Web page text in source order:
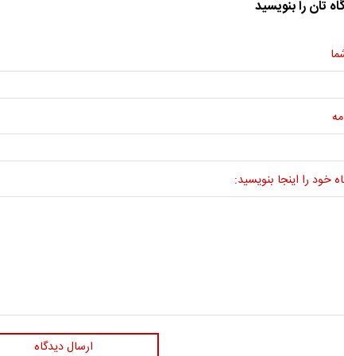
تان را بنویسید
خود را اینجا بنویسید:
ارسال دیدگاه